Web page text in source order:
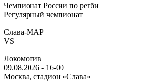
Чемпионат России по регби
Регулярный чемпионат
Слава-МАР
VS
Локомотив
09.08.2026 - 16-00
Москва, стадион «Слава»